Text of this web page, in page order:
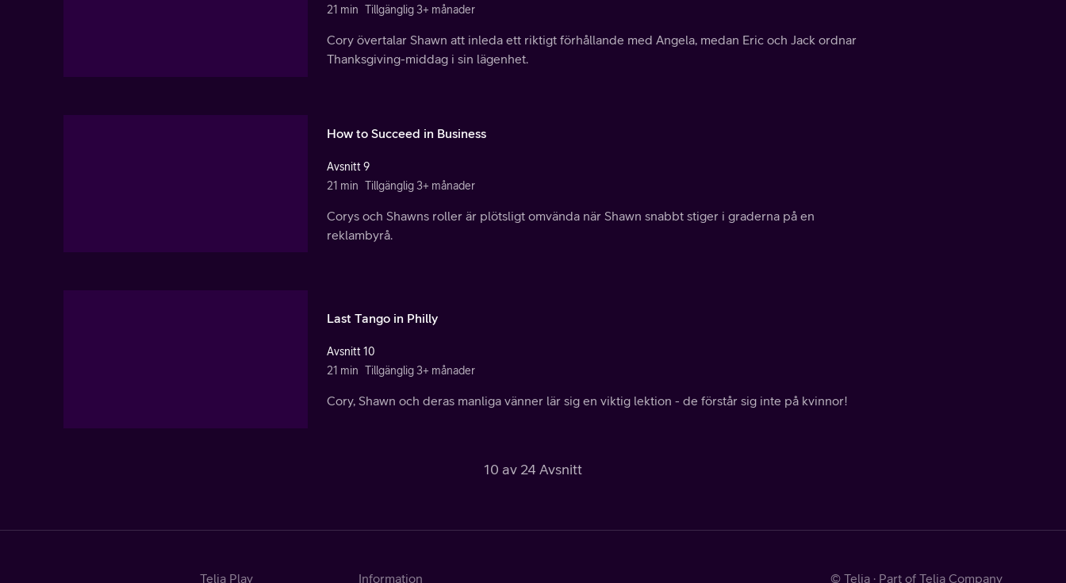
21 min Tillgänglig 3+ månader
Cory övertalar Shawn att inleda ett riktigt förhållande med Angela, medan Eric och Jack ordnar
Thanksgiving-middag i sin lägenhet.
How to Succeed in Business
Avsnitt 9
21 min Tillgänglig 3+ månader
Corys och Shawns roller är plötsligt omvända när Shawn snabbt stiger i graderna på en
reklambyrå.
Last Tango in Philly
Avsnitt 10
21 min Tillgänglig 3+ månader
Cory, Shawn och deras manliga vänner lär sig en viktig lektion - de förstår sig inte på kvinnor!
10 av 24 Avsnitt
Telia Play Information © Telia · Part of Telia Company